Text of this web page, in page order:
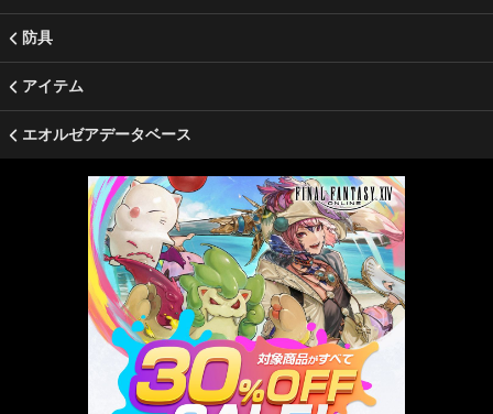
防具
アイテム
エオルゼアデータベース